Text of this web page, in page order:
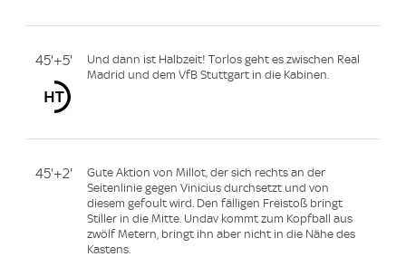
45'+5'
Und dann ist Halbzeit! Torlos geht es zwischen Real
Madrid und dem VfB Stuttgart in die Kabinen.
45'+2'
Gute Aktion von Millot, der sich rechts an der
Seitenlinie gegen Vinicius durchsetzt und von
diesem gefoult wird. Den fälligen Freistoß bringt
Stiller in die Mitte. Undav kommt zum Kopfball aus
zwölf Metern, bringt ihn aber nicht in die Nähe des
Kastens.